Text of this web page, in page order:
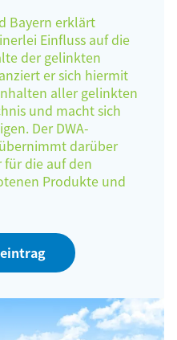
Bayern erklärt
Einfluss auf die
der gelinkten
er sich hiermit
aller gelinkten
und macht sich
Der DWA-
darüber
für die auf den
Produkte und